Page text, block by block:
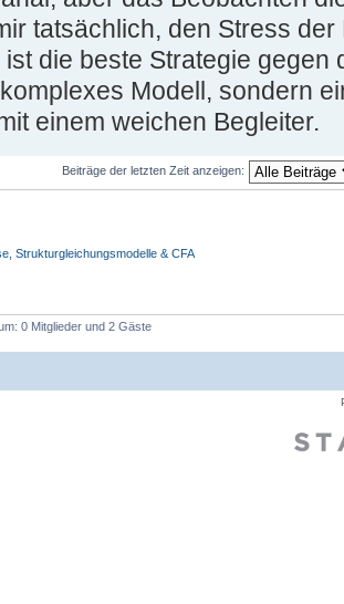
tatsächlich, den Stress
ist die beste Strategie gegen
Modell, sondern
einem weichen Begleiter.
Beiträge der letzten Zeit anzeigen:
Strukturgleichungsmodelle & CFA
0 Mitglieder und 2 Gäste